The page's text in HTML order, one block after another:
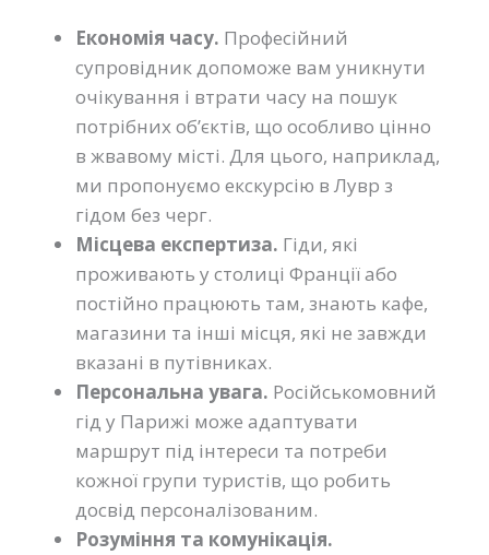
Економія часу. Професійний
супровідник допоможе вам уникнути
очікування і втрати часу на пошук
потрібних об’єктів, що особливо цінно
в жвавому місті. Для цього, наприклад,
ми пропонуємо екскурсію в Лувр з
гідом без черг.
Місцева експертиза. Гіди, які
проживають у столиці Франції або
постійно працюють там, знають кафе,
магазини та інші місця, які не завжди
вказані в путівниках.
Персональна увага. Російськомовний
гід у Парижі може адаптувати
маршрут під інтереси та потреби
кожної групи туристів, що робить
досвід персоналізованим.
Розуміння та комунікація.